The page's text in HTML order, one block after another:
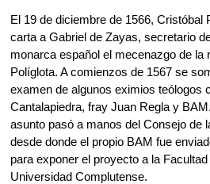
El 19 de diciembre de 1566, Cristóbal
carta a Gabriel de Zayas, secretario
monarca español el mecenazgo de la
Políglota. A comienzos de 1567 se
examen de algunos eximios teólogos
Cantalapiedra, fray Juan Regla y
asunto pasó a manos del Consejo de
desde donde el propio BAM fue
para exponer el proyecto a la
Universidad Complutense.